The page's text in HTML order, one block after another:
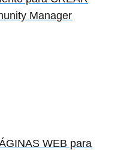
Manager
WEB para